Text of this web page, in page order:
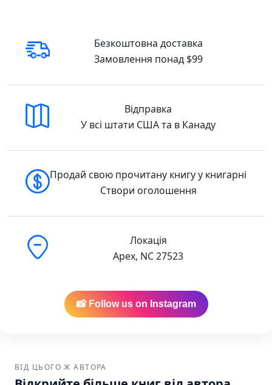
літературного середовища поєднуються в
густу есеїстичну розповідь. Тут поряд
в людських долях відбиток великої історії.
Купити у США та Канаді
Найкраща ціна:Ми забезпечуємо
найнижчу вартість на українські книги в
Америці.
USPS, UPS або FedEx по США та Канаді.
Крім Охріма Павло Вольвач Видавництво
4485-57-6)
Безкоштовна доставка
Замовлення понад $99
Відправка
У всі штати США та в Канаду
Продай свою прочитану книгу у книгарні
Створи оголошення
Локація
Apex, NC 27523
📸 Follow us on Instagram
ВІД ЦЬОГО Ж АВТОРА